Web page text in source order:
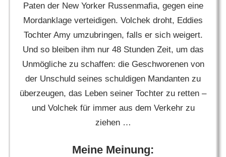
Paten der New Yorker Russenmafia, gegen eine
Mordanklage verteidigen. Volchek droht, Eddies
Tochter Amy umzubringen, falls er sich weigert.
Und so bleiben ihm nur 48 Stunden Zeit, um das
Unmögliche zu schaffen: die Geschworenen von
der Unschuld seines schuldigen Mandanten zu
überzeugen, das Leben seiner Tochter zu retten –
und Volchek für immer aus dem Verkehr zu
ziehen …
Meine Meinung: